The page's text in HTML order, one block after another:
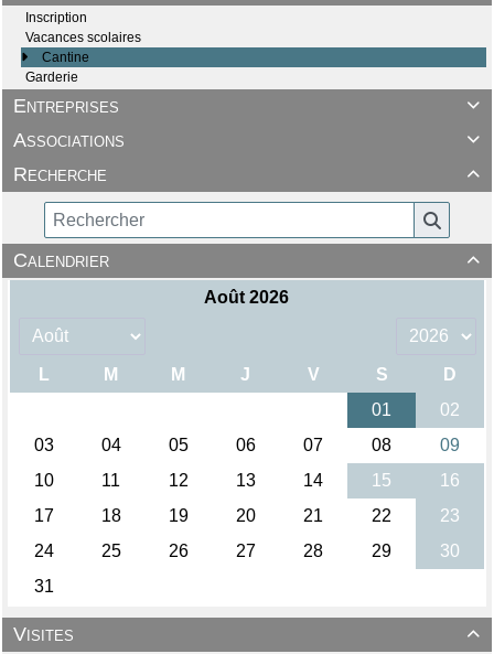
Inscription
Vacances scolaires
Cantine
Garderie

Entreprises

Associations

Recherche

Calendrier

Visites